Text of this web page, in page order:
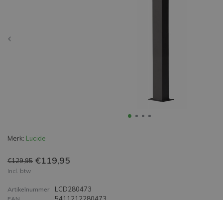
Merk: Lucide
€129,95 €119,95
Incl. btw
Artikelnummer LCD280473